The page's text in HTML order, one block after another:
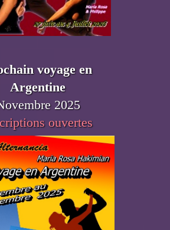
voyage en
Argentine
2025
ouvertes